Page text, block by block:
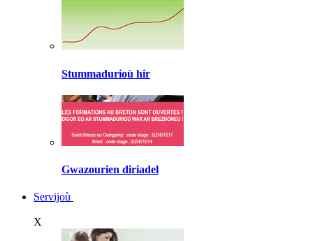
Stummadurioù hir
Gwazourien diriadel
Servijoù
X